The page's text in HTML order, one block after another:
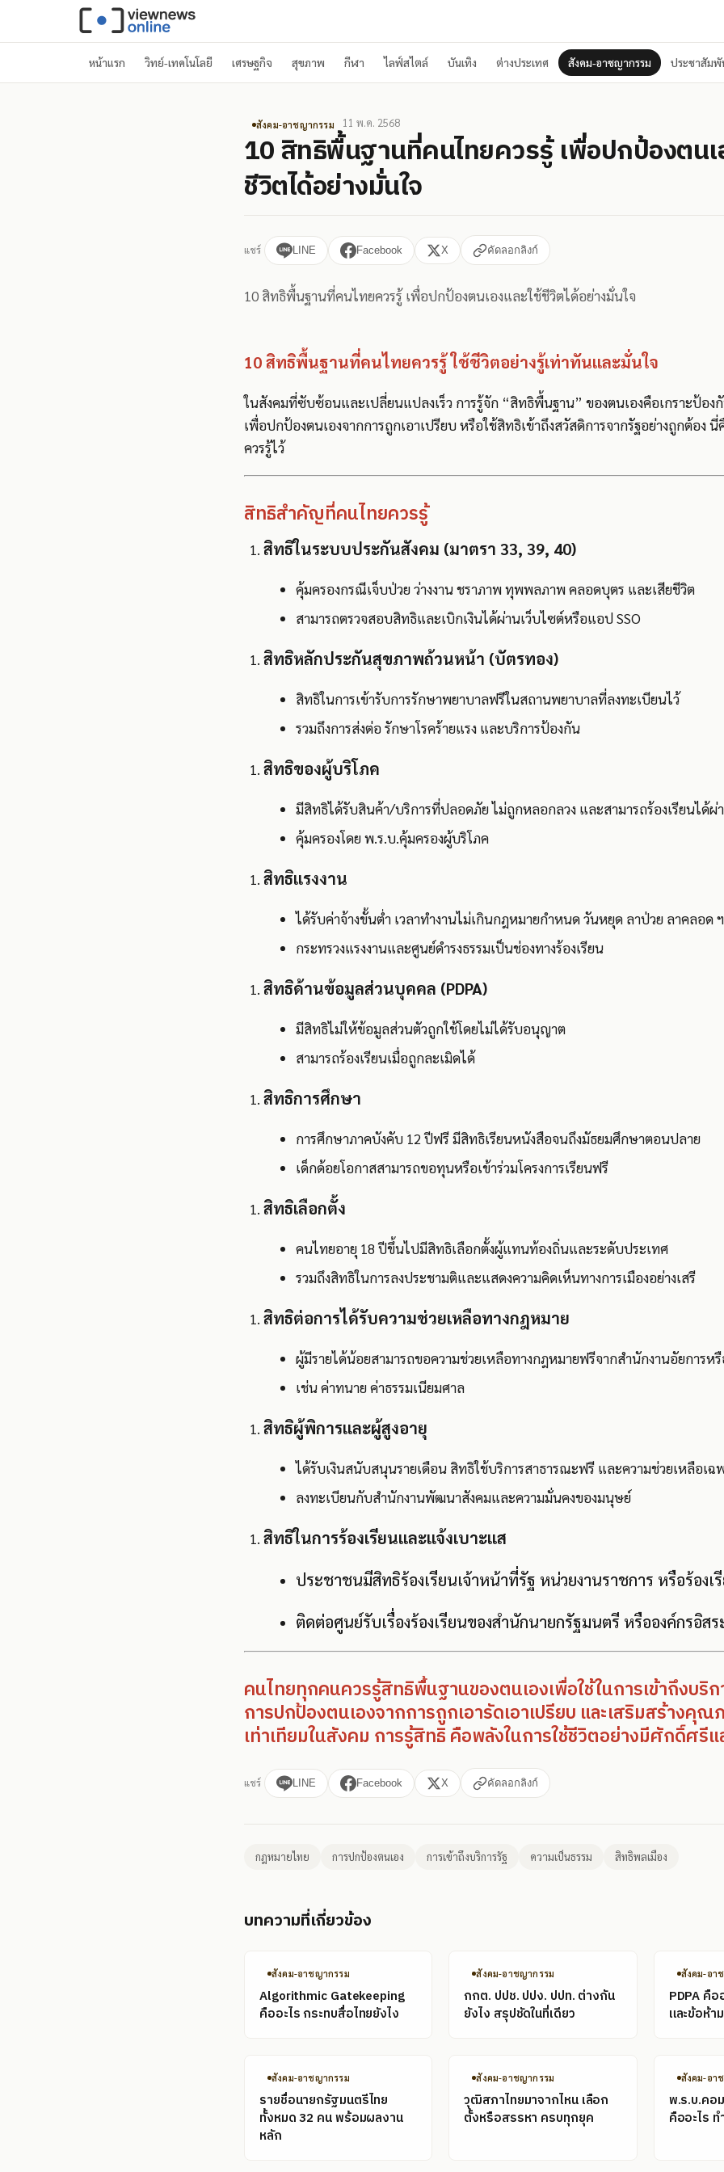
หน้าแรก วิทย์-เทคโนโลยี เศรษฐกิจ สุขภาพ กีฬา ไลฟ์สไตล์ บันเทิง ต่างประเทศ สังคม-อาชญากรรม ประชาสัมพั
สังคม-อาชญากรรม 11 พ.ค. 2568
10 สิทธิพื้นฐานที่คนไทยควรรู้ เพื่อปกป้องตนเ
ชีวิตได้อย่างมั่นใจ
แชร์ LINE Facebook X คัดลอกลิงก์
10 สิทธิพื้นฐานที่คนไทยควรรู้ เพื่อปกป้องตนเองและใช้ชีวิตได้อย่างมั่นใจ
10 สิทธิพื้นฐานที่คนไทยควรรู้ ใช้ชีวิตอย่างรู้เท่าทันและมั่นใจ
ในสังคมที่ซับซ้อนและเปลี่ยนแปลงเร็ว การรู้จัก “สิทธิพื้นฐาน” ของตนเองคือเกราะป้อง
เพื่อปกป้องตนเองจากการถูกเอาเปรียบ หรือใช้สิทธิเข้าถึงสวัสดิการจากรัฐอย่างถูกต้อง
ควรรู้ไว้
สิทธิสำคัญที่คนไทยควรรู้
สิทธิในระบบประกันสังคม (มาตรา 33, 39, 40)
คุ้มครองกรณีเจ็บป่วย ว่างงาน ชราภาพ ทุพพลภาพ คลอดบุตร และเสียชีวิต
สามารถตรวจสอบสิทธิและเบิกเงินได้ผ่านเว็บไซต์หรือแอป SSO
สิทธิหลักประกันสุขภาพถ้วนหน้า (บัตรทอง)
สิทธิในการเข้ารับการรักษาพยาบาลฟรีในสถานพยาบาลที่ลงทะเบียนไว้
รวมถึงการส่งต่อ รักษาโรคร้ายแรง และบริการป้องกัน
สิทธิของผู้บริโภค
มีสิทธิได้รับสินค้า/บริการที่ปลอดภัย ไม่ถูกหลอกลวง และสามารถร้องเรียนได้ผ่
คุ้มครองโดย พ.ร.บ.คุ้มครองผู้บริโภค
สิทธิแรงงาน
ได้รับค่าจ้างขั้นต่ำ เวลาทำงานไม่เกินกฎหมายกำหนด วันหยุด ลาป่วย ลาคลอด
กระทรวงแรงงานและศูนย์ดำรงธรรมเป็นช่องทางร้องเรียน
สิทธิด้านข้อมูลส่วนบุคคล (PDPA)
มีสิทธิไม่ให้ข้อมูลส่วนตัวถูกใช้โดยไม่ได้รับอนุญาต
สามารถร้องเรียนเมื่อถูกละเมิดได้
สิทธิการศึกษา
การศึกษาภาคบังคับ 12 ปีฟรี มีสิทธิเรียนหนังสือจนถึงมัธยมศึกษาตอนปลาย
เด็กด้อยโอกาสสามารถขอทุนหรือเข้าร่วมโครงการเรียนฟรี
สิทธิเลือกตั้ง
คนไทยอายุ 18 ปีขึ้นไปมีสิทธิเลือกตั้งผู้แทนท้องถิ่นและระดับประเทศ
รวมถึงสิทธิในการลงประชามติและแสดงความคิดเห็นทางการเมืองอย่างเสรี
สิทธิต่อการได้รับความช่วยเหลือทางกฎหมาย
ผู้มีรายได้น้อยสามารถขอความช่วยเหลือทางกฎหมายฟรีจากสำนักงานอัยการห
เช่น ค่าทนาย ค่าธรรมเนียมศาล
สิทธิผู้พิการและผู้สูงอายุ
ได้รับเงินสนับสนุนรายเดือน สิทธิใช้บริการสาธารณะฟรี และความช่วยเหลือเฉ
ลงทะเบียนกับสำนักงานพัฒนาสังคมและความมั่นคงของมนุษย์
สิทธิในการร้องเรียนและแจ้งเบาะแส
ประชาชนมีสิทธิร้องเรียนเจ้าหน้าที่รัฐ หน่วยงานราชการ หรือร้องเ
ติดต่อศูนย์รับเรื่องร้องเรียนของสำนักนายกรัฐมนตรี หรือองค์กรอิส
คนไทยทุกคนควรรู้สิทธิพื้นฐานของตนเองเพื่อใช้ในการเข้าถึงบริ
การปกป้องตนเองจากการถูกเอารัดเอาเปรียบ และเสริมสร้างคุ
เท่าเทียมในสังคม การรู้สิทธิ คือพลังในการใช้ชีวิตอย่างมีศักดิ์ศรีแ
แชร์ LINE Facebook X คัดลอกลิงก์
กฎหมายไทย การปกป้องตนเอง การเข้าถึงบริการรัฐ ความเป็นธรรม สิทธิพลเมือง
บทความที่เกี่ยวข้อง
สังคม-อาชญากรรม
Algorithmic Gatekeeping
คืออะไร กระทบสื่อไทยยังไง
สังคม-อาชญากรรม
กกต. ปปช. ปปง. ปปท. ต่างกัน
ยังไง สรุปชัดในที่เดียว
สังคม-อา
PDPA คือ
และข้อห้า
สังคม-อาชญากรรม
รายชื่อนายกรัฐมนตรีไทย
ทั้งหมด 32 คน พร้อมผลงาน
หลัก
สังคม-อาชญากรรม
วุฒิสภาไทยมาจากไหน เลือก
ตั้งหรือสรรหา ครบทุกยุค
สังคม-อา
พ.ร.บ.คอ
คืออะไร